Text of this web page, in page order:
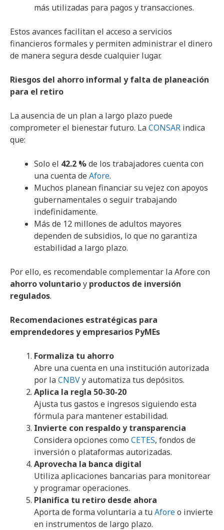
más utilizadas para pagos y transacciones.
Estos avances facilitan el acceso a servicios
financieros formales y permiten administrar el dinero
de manera segura desde cualquier lugar.
Riesgos del ahorro informal y falta de planeación
para el retiro
La ausencia de un plan a largo plazo puede
comprometer el bienestar futuro. LaCONSAR indica
que:
Solo el 42.2 %de los trabajadores cuenta con
una cuenta deAfore.
Muchos planean financiar su vejez con apoyos
gubernamentales o seguir trabajando
indefinidamente.
Más de 12 millones de adultos mayores
dependen de subsidios, lo que no garantiza
estabilidad a largo plazo.
Por ello, es recomendable complementar la Afore con
ahorro voluntarioy productos de inversión
regulados.
Recomendaciones estratégicas para
emprendedores y empresarios PyMEs
Formaliza tu ahorro
Abre una cuenta en una institución autorizada
por laCNBVy automatiza tus depósitos.
Aplica la regla 50-30-20
Ajusta tus gastos e ingresos siguiendo esta
fórmula para mantener estabilidad.
Invierte con respaldo y transparencia
Considera opciones como CETES, fondos de
inversión o plataformas autorizadas.
Aprovecha la banca digital
Utiliza aplicaciones bancarias para monitorear
y programar operaciones.
Planifica tu retiro desde ahora
Aporta de forma voluntaria a tuAforeo invierte
en instrumentos de largo plazo.